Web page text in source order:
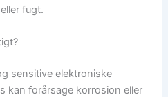
fugt.
sensitive elektroniske
kan forårsage korrosion eller